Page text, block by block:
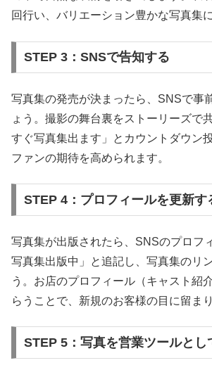
回行い、バリエーション豊かな写真集
STEP 3：SNSで告知する
写真集の発売が決まったら、SNSで事
ょう。撮影の舞台裏をストーリーズで
すぐ写真集出ます」とカウントダウン
ファンの期待を高められます。
STEP 4：プロフィールを更新す
写真集が出版されたら、SNSのプロフ
写真集出版中」と追記し、写真集のリ
う。お店のプロフィール（キャスト紹
らうことで、新規のお客様の目に留ま
STEP 5：写真を営業ツールとし